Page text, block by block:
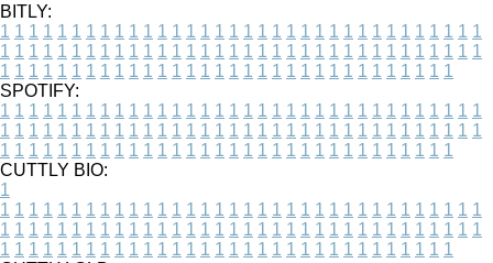
BITLY:
1 1 1 1 1 1 1 1 1 1 1 1 1 1 1 1 1 1 1 1 1 1 1 1 1 1 1 1 1 1 1 1 1 1
1 1 1 1 1 1 1 1 1 1 1 1 1 1 1 1 1 1 1 1 1 1 1 1 1 1 1 1 1 1 1 1 1 1
1 1 1 1 1 1 1 1 1 1 1 1 1 1 1 1 1 1 1 1 1 1 1 1 1 1 1 1 1 1 1 1
SPOTIFY:
1 1 1 1 1 1 1 1 1 1 1 1 1 1 1 1 1 1 1 1 1 1 1 1 1 1 1 1 1 1 1 1 1 1
1 1 1 1 1 1 1 1 1 1 1 1 1 1 1 1 1 1 1 1 1 1 1 1 1 1 1 1 1 1 1 1 1 1
1 1 1 1 1 1 1 1 1 1 1 1 1 1 1 1 1 1 1 1 1 1 1 1 1 1 1 1 1 1 1 1
CUTTLY BIO:
1
1 1 1 1 1 1 1 1 1 1 1 1 1 1 1 1 1 1 1 1 1 1 1 1 1 1 1 1 1 1 1 1 1 1
1 1 1 1 1 1 1 1 1 1 1 1 1 1 1 1 1 1 1 1 1 1 1 1 1 1 1 1 1 1 1 1 1 1
1 1 1 1 1 1 1 1 1 1 1 1 1 1 1 1 1 1 1 1 1 1 1 1 1 1 1 1 1 1 1 1